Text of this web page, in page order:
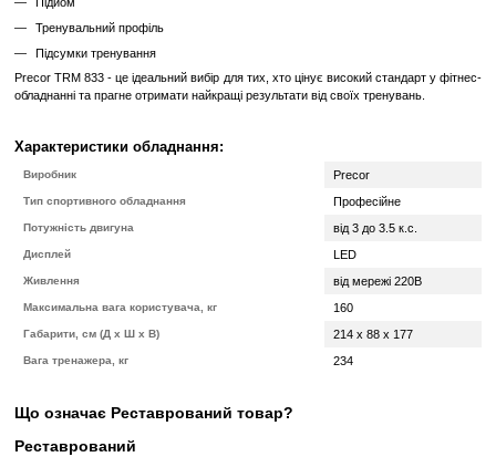
легких рухів, яке робить тренування приємнішим.
Показання дисплея:
Нахил
Калорії
Пульс
Пройдений час
Часу залишилося
Час проходження сегмента
Кал/хв